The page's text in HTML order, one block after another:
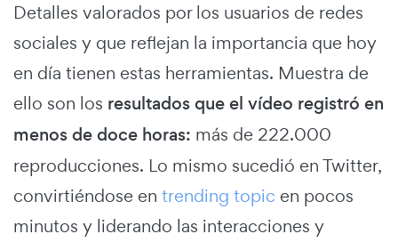
Detalles valorados por los usuarios de redes
sociales y que reflejan la importancia que hoy
en día tienen estas herramientas. Muestra de
ello son los resultados que el vídeo registró en
menos de doce horas: más de 222.000
reproducciones. Lo mismo sucedió en Twitter,
convirtiéndose en trending topic en pocos
minutos y liderando las interacciones y